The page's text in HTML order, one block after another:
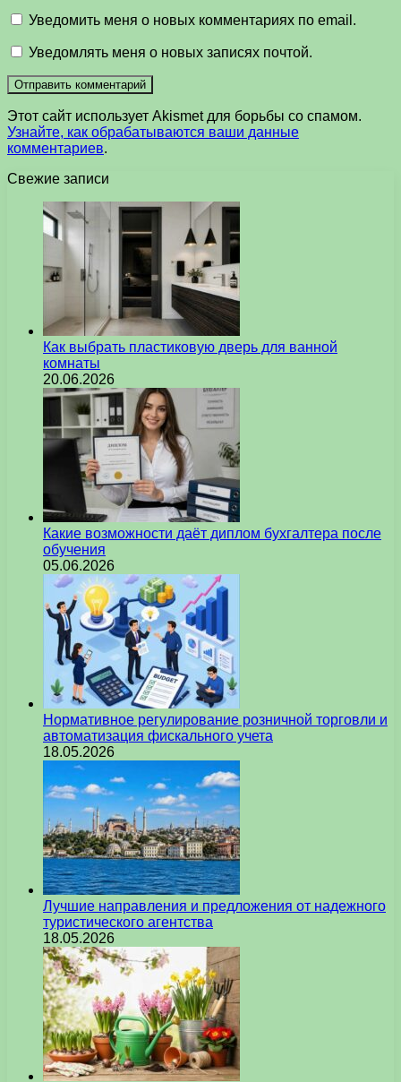
Уведомить меня о новых комментариях по email.
Уведомлять меня о новых записях почтой.
Этот сайт использует Akismet для борьбы со спамом.
Узнайте, как обрабатываются ваши данные
комментариев.
Свежие записи
Как выбрать пластиковую дверь для ванной
комнаты
20.06.2026
Какие возможности даёт диплом бухгалтера после
обучения
05.06.2026
Нормативное регулирование розничной торговли и
автоматизация фискального учета
18.05.2026
Лучшие направления и предложения от надежного
туристического агентства
18.05.2026